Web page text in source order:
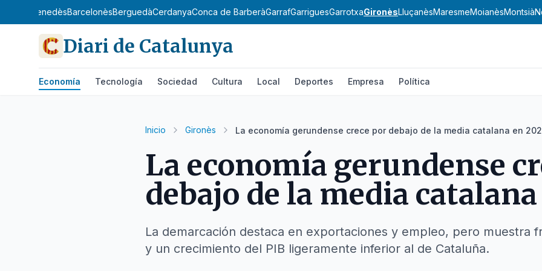
Baix PenedèsBarcelonèsBerguedàCerdanyaConca de BarberàGarrafGarriguesGarrotxaGironèsLluçanèsMaresmeMoianèsMontsià
Diari de Catalunya
Economía Tecnología Sociedad Cultura Local Deportes Empresa Política
Inicio Gironès La economía gerundense crece por debajo de la media catalana en
La economía gerundense
debajo de la media
La demarcación destaca en exportaciones y empleo, pero muestra
y un crecimiento del PIB ligeramente inferior al de Cataluña.